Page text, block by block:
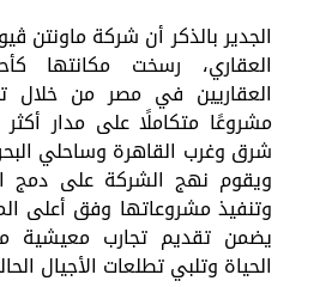
الجدير بالذكر أن شركة ماونتن
العقاري، رسخت مكانتها
مشروعًا متكاملًا على مدار
شرق وغرب القاهرة وساحلي
ويقوم نهج الشركة على دمج
وتنفيذ مشروعاتها وفق أعلى
يضمن تقديم تجارب معيشية
الحياة وتلبي تطلعات الأجيال